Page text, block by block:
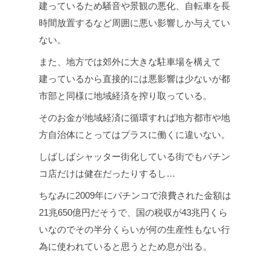
建っているため騒音や景観の悪化、自転車を長
時間放置するなど周囲に悪い影響しか与えてい
ない。
また、地方では郊外に大きな駐車場を構えて
建っているから直接的には悪影響は少ないが都
市部と同様に地域経済を搾り取っている。
そのお金が地域経済に循環すれば地方都市や地
方自治体にとってはプラスに働くに違いない。
しばしばシャッター街化している街でもパチン
コ店だけは健在だったりするし…
ちなみに2009年にパチンコで浪費された金額は
21兆650億円だそうで、国の税収が43兆円くら
いなのでその半分くらいが何の生産性もない行
為に使われていると思うとため息が出る。